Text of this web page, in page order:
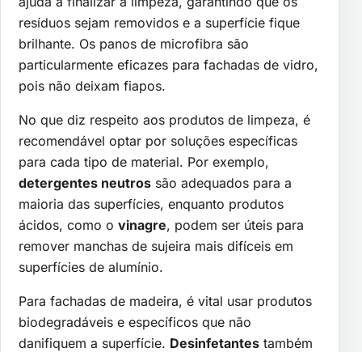
resíduos sejam removidos e a superfície fique
brilhante. Os panos de microfibra são
particularmente eficazes para fachadas de vidro,
pois não deixam fiapos.
No que diz respeito aos produtos de limpeza, é
recomendável optar por soluções específicas
para cada tipo de material. Por exemplo,
detergentes neutros são adequados para a
maioria das superfícies, enquanto produtos
ácidos, como o vinagre, podem ser úteis para
remover manchas de sujeira mais difíceis em
superfícies de alumínio.
Para fachadas de madeira, é vital usar produtos
biodegradáveis e específicos que não
danifiquem a superfície. Desinfetantes também